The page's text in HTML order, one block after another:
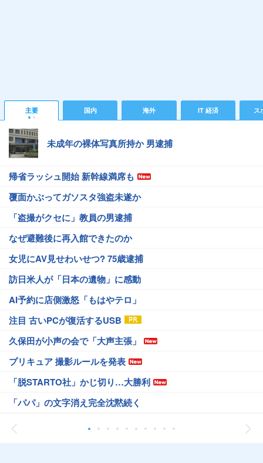
主要 国内 海外 IT 経済 ス
未成年の裸体写真所持か 男逮捕
帰省ラッシュ開始 新幹線満席も
覆面かぶってガソスタ強盗未遂か
「盗撮がクセに」教員の男逮捕
なぜ避難後に再入館できたのか
女児にAV見せわいせつ? 75歳逮捕
訪日米人が「日本の遺物」に感動
AI予約に店側激怒「もはやテロ」
注目 古いPCが復活するUSB
久保田が小声の会で「大声主張」
プリキュア 撮影ルールを発表
「脱STARTO社」かじ切り…大勝利
「パパ」の文字消え完全沈黙続く